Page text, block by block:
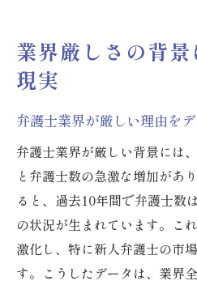
業界厳しさの背
現実
弁護士業界が厳しい理由を
弁護士業界が厳しい背景には
と弁護士数の急激な増加があ
ると、過去10年間で弁護士数
の状況が生まれています。こ
激化し、特に新人弁護士の市
す。こうしたデータは、業界